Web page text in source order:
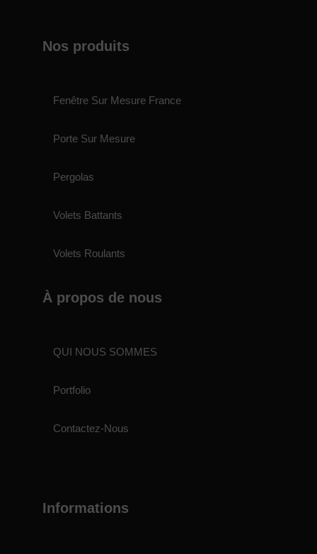
Nos produits
Fenêtre Sur Mesure France
Porte Sur Mesure
Pergolas
Volets Battants
Volets Roulants
À propos de nous
QUI NOUS SOMMES
Portfolio
Contactez-Nous
Informations